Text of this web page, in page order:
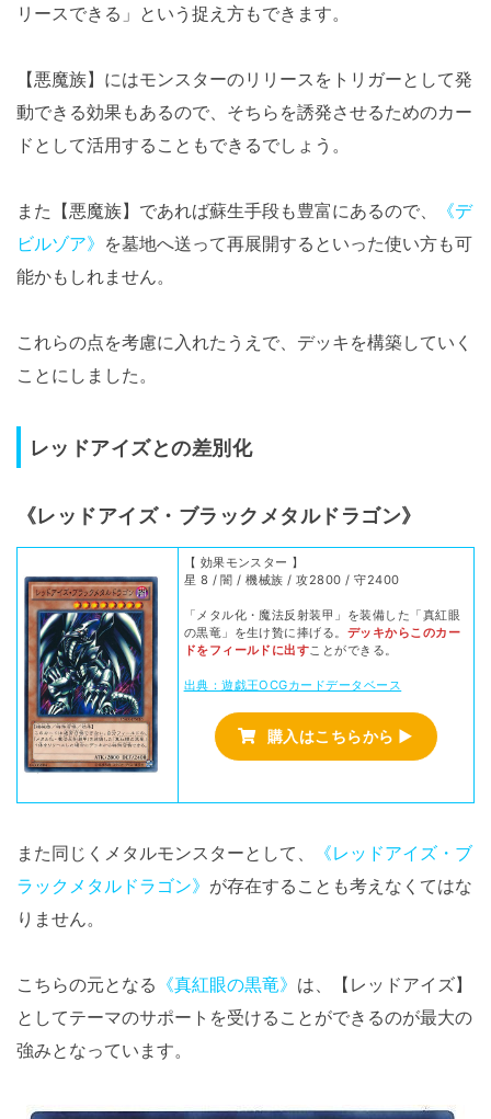
リースできる」という捉え方もできます。
【悪魔族】にはモンスターのリリースをトリガーとして発
動できる効果もあるので、そちらを誘発させるためのカー
ドとして活用することもできるでしょう。
また【悪魔族】であれば蘇生手段も豊富にあるので、
《デ
ビルゾア》 を墓地へ送って再展開するといった使い方も可
能かもしれません。
これらの点を考慮に入れたうえで、デッキを構築していく
ことにしました。
レッドアイズとの差別化
《レッドアイズ・ブラックメタルドラゴン》
【 効果モンスター 】
星 8 / 闇 / 機械族 / 攻2800 / 守2400
「メタル化・魔法反射装甲」を装備した「真紅眼
の黒竜」を生け贄に捧げる。 デッキからこのカー
ドをフィールドに出すことができる。
出典：遊戯王OCGカードデータベース
購入はこちらから ▶
また同じくメタルモンスターとして、
《レッドアイズ・ブ
ラックメタルドラゴン》 が存在することも考えなくてはな
りません。
こちらの元となる 《真紅眼の黒竜》 は、【レッドアイズ】
としてテーマのサポートを受けることができるのが最大の
強みとなっています。